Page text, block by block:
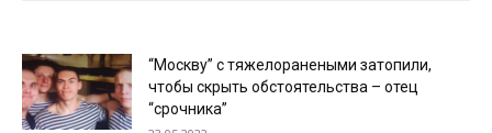
“Москву” с тяжелоранеными затопили,
чтобы скрыть обстоятельства – отец
“срочника”